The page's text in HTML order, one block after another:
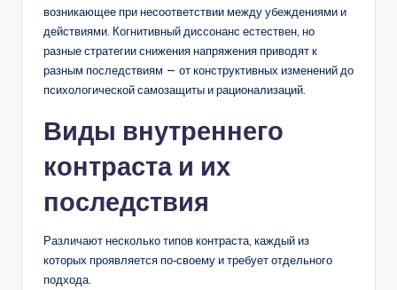
возникающее при несоответствии между убеждениями и
действиями. Когнитивный диссонанс естествен, но
разные стратегии снижения напряжения приводят к
разным последствиям — от конструктивных изменений до
психологической самозащиты и рационализаций.
Виды внутреннего
контраста и их
последствия
Различают несколько типов контраста, каждый из
которых проявляется по‑своему и требует отдельного
подхода.